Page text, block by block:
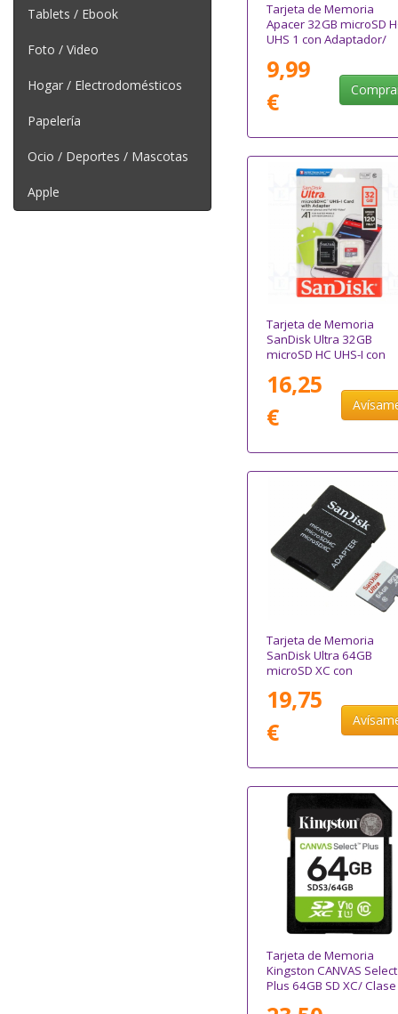
Tablets / Ebook
Foto / Video
Hogar / Electrodomésticos
Papelería
Ocio / Deportes / Mascotas
Apple
Tarjeta de Memoria
Apacer 32GB microSD
UHS 1 con Adaptador/
9,99
€
Tarjeta de Memoria
SanDisk Ultra 32GB
microSD HC UHS-I con
120MBs
16,25
€
Tarjeta de Memoria
SanDisk Ultra 64GB
microSD XC con
100MB/s
19,75
€
Tarjeta de Memoria
Kingston CANVAS Select
Plus 64GB SD XC/ Clase